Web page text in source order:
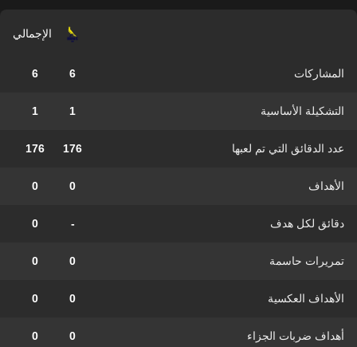
الإجمالي
المشاركات 6
6
التشكيلة الأساسية 1
1
عدد الدقائق التي تم لعبها 176
176
الأهداف 0
0
دقائق لكل هدف -
0
تمريرات حاسمة 0
0
الأهداف العكسية 0
0
أهداف ضربات الجزاء 0
0